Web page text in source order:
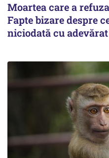
Moartea care a
Fapte bizare despre
niciodată cu